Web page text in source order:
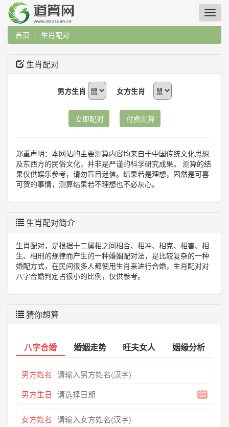
首页 生肖配对
生肖配对
男方生肖 女方生肖
立即配对 付费测算
郑重声明：本网站的主要测算内容均来自于中国传统文化思想
及东西方的民俗文化，并非是严谨的科学研究成果。 测算的结
果仅供娱乐参考，请勿盲目迷信。结果若是理想，固然是可喜
可贺的事情，测算结果若不理想也不必灰心。
生肖配对简介
生肖配对，是根据十二属相之间相合、相冲、相克、相害、相
生、相刑的规律而产生的一种婚姻配对法，是比较复杂的一种
婚配方式，在民间很多人都使用生肖来进行合婚，生肖配对对
八字合婚判定占很小的比例，仅供参考。
猜你想算
八字合婚 婚姻走势 旺夫女人 姻缘分析
男方姓名
男方生日
女方姓名